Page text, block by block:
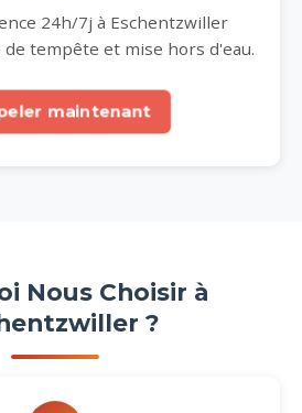
24h/7j à Eschentzwiller
tempête et mise hors d'eau.
maintenant
Nous Choisir à
?